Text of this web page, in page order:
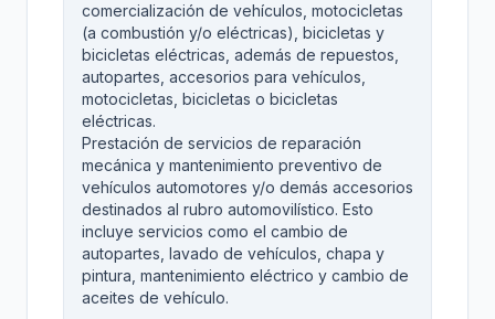
comercialización de vehículos, motocicletas
(a combustión y/o eléctricas), bicicletas y
bicicletas eléctricas, además de repuestos,
autopartes, accesorios para vehículos,
motocicletas, bicicletas o bicicletas
eléctricas.
Prestación de servicios de reparación
mecánica y mantenimiento preventivo de
vehículos automotores y/o demás accesorios
destinados al rubro automovilístico. Esto
incluye servicios como el cambio de
autopartes, lavado de vehículos, chapa y
pintura, mantenimiento eléctrico y cambio de
aceites de vehículo.